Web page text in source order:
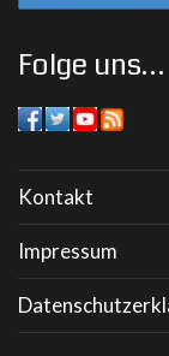
Folge uns…
Kontakt
Impressum